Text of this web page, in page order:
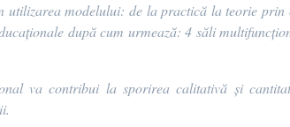
utilizarea modelului: de la practică la teorie prin
după cum urmează: 4 săli
va contribui la sporirea calitativă și